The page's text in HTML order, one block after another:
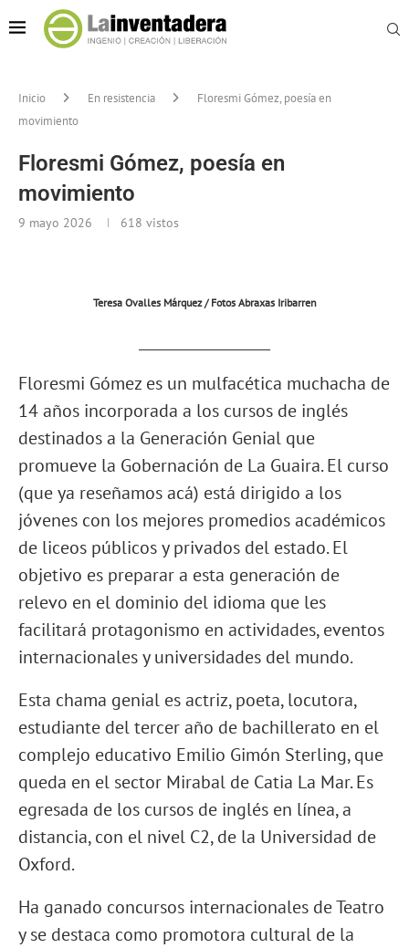
Inicio En resistencia
Floresmi Gómez, poesía en
movimiento
Floresmi Gómez, poesía en
movimiento
9 mayo 2026 618 vistos
Teresa Ovalles Márquez / Fotos Abraxas Iribarren
Floresmi Gómez es un mulfacética muchacha de
14 años incorporada a los cursos de inglés
destinados a la Generación Genial que
promueve la Gobernación de La Guaira. El curso
(que ya reseñamos acá) está dirigido a los
jóvenes con los mejores promedios académicos
de liceos públicos y privados del estado. El
objetivo es preparar a esta generación de
relevo en el dominio del idioma que les
facilitará protagonismo en actividades, eventos
internacionales y universidades del mundo.
Esta chama genial es actriz, poeta, locutora,
estudiante del tercer año de bachillerato en el
complejo educativo Emilio Gimón Sterling, que
queda en el sector Mirabal de Catia La Mar. Es
egresada de los cursos de inglés en línea, a
distancia, con el nivel C2, de la Universidad de
Oxford.
Ha ganado concursos internacionales de Teatro
y se destaca como promotora cultural de la